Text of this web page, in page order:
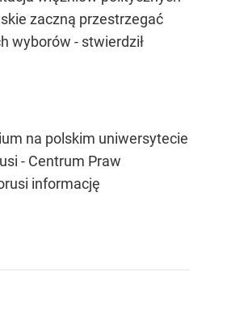
zaczną przestrzegać
wyborów - stwierdził
na polskim uniwersytecie
- Centrum Praw
informację